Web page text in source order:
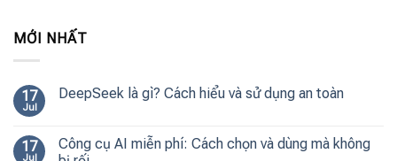
MỚI NHẤT
17
Jul
DeepSeek là gì? Cách hiểu và sử dụng an toàn
17
Jul
Công cụ AI miễn phí: Cách chọn và dùng mà không